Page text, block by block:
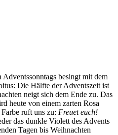
besingt mit dem
Die Hälfte der Adventszeit ist
neigt sich dem Ende zu. Das
heute von einem zarten Rosa
ruft uns zu: Freuet euch!
das dunkle Violett des Advents
Tagen bis Weihnachten